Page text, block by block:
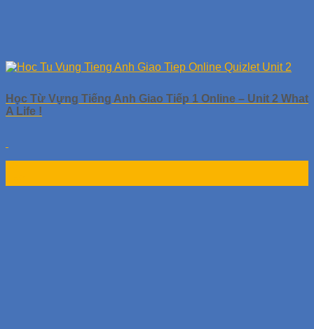
Học Từ Vựng Tiếng Anh Giao Tiếp 1 Online – Unit 2 What
A Life !